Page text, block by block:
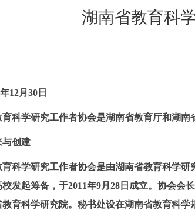
湖南省教育科
年12月 30 日
科学研究工作者协会是湖南省教育厅和湖
与创建
育科学研究工作者协会是由湖南省教育科学
发起筹备，于2011年9月 28 日成立。协会会
育科学研究院。秘书处设在湖南省教育科